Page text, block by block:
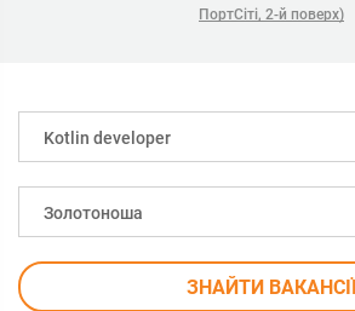
ПортСіті, 2-й поверх)
Kotlin developer
Золотоноша
ЗНАЙТИ